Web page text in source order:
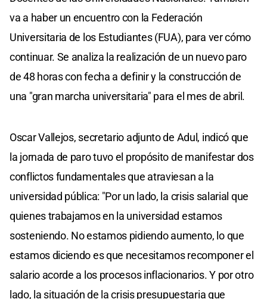
va a haber un encuentro con la Federación
Universitaria de los Estudiantes (FUA), para ver cómo
continuar. Se analiza la realización de un nuevo paro
de 48 horas con fecha a definir y la construcción de
una "gran marcha universitaria" para el mes de abril.
Oscar Vallejos, secretario adjunto de Adul, indicó que
la jornada de paro tuvo el propósito de manifestar dos
conflictos fundamentales que atraviesan a la
universidad pública: "Por un lado, la crisis salarial que
quienes trabajamos en la universidad estamos
sosteniendo. No estamos pidiendo aumento, lo que
estamos diciendo es que necesitamos recomponer el
salario acorde a los procesos inflacionarios. Y por otro
lado, la situación de la crisis presupuestaria que